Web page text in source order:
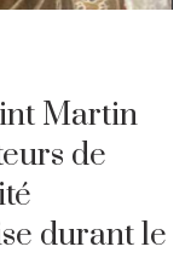
Martin
de
durant le